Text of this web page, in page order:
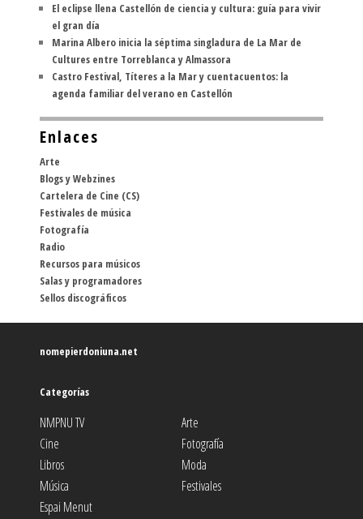
El eclipse llena Castellón de ciencia y cultura: guía para vivir
el gran día
Marina Albero inicia la séptima singladura de La Mar de
Cultures entre Torreblanca y Almassora
Castro Festival, Títeres a la Mar y cuentacuentos: la
agenda familiar del verano en Castellón
Enlaces
Arte
Blogs y Webzines
Cartelera de Cine (CS)
Festivales de música
Fotografía
Radio
Recursos para músicos
Salas y programadores
Sellos discográficos
nomepierdoniuna.net
Categorías
NMPNU TV
Arte
Cine
Fotografía
Libros
Moda
Música
Festivales
Espai Menut